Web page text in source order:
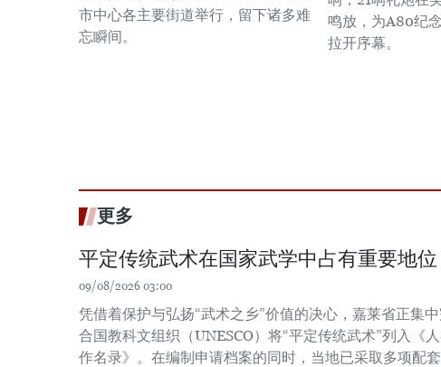
市中心各主要街道举行，留下诸多难
忘瞬间。
鸣放，为A80纪
拉开序幕。
更多
平定传统武术在国家武学中占有重要地位
09/08/2026 03:00
凭借着保护与弘扬“武术之乡”价值的决心，嘉莱省正集
合国教科文组织（UNESCO）将“平定传统武术”列入《
作名录》。在编制申请档案的同时，当地已采取多项配